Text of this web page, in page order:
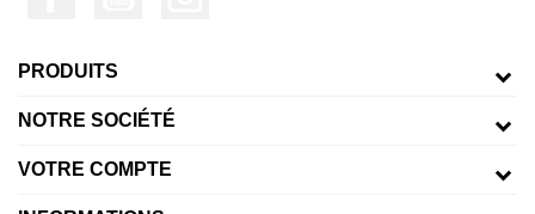
PRODUITS
NOTRE SOCIÉTÉ
VOTRE COMPTE